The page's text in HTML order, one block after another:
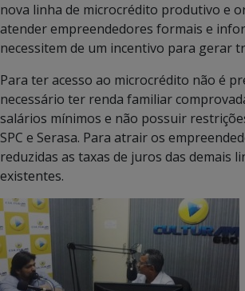
nova linha de microcrédito produtivo e
atender empreendedores formais e
necessitem de um incentivo para gerar
Para ter acesso ao microcrédito não é
necessário ter renda familiar
salários mínimos e não possuir
SPC e Serasa. Para atrair os
reduzidas as taxas de juros das demais
existentes.